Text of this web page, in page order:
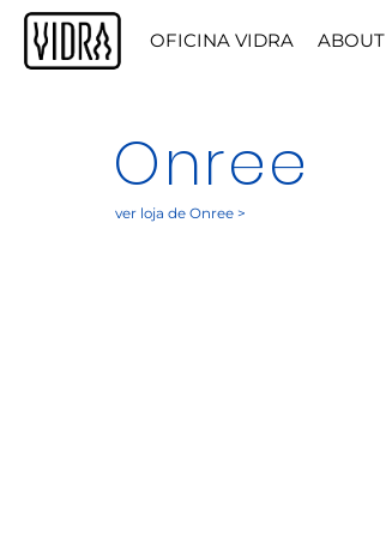
OFICINA VIDRA ABOUT
Onree
ver loja de Onree >